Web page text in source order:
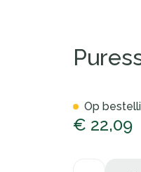
Gel Ultra
€ 22,09
Op